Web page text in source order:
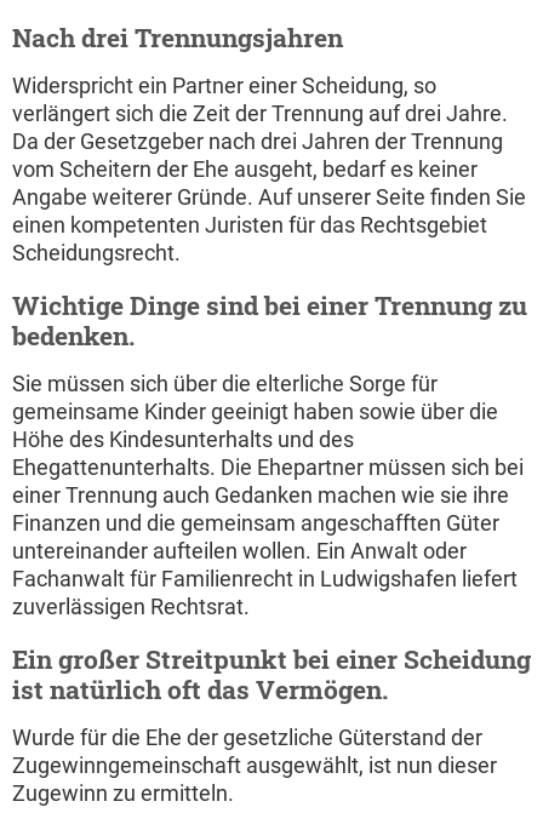
Nach drei Trennungsjahren
Widerspricht ein Partner einer Scheidung, so
verlängert sich die Zeit der Trennung auf drei Jahre.
Da der Gesetzgeber nach drei Jahren der Trennung
vom Scheitern der Ehe ausgeht, bedarf es keiner
Angabe weiterer Gründe. Auf unserer Seite finden Sie
einen kompetenten Juristen für das Rechtsgebiet
Scheidungsrecht.
Wichtige Dinge sind bei einer Trennung zu
bedenken.
Sie müssen sich über die elterliche Sorge für
gemeinsame Kinder geeinigt haben sowie über die
Höhe des Kindesunterhalts und des
Ehegattenunterhalts. Die Ehepartner müssen sich bei
einer Trennung auch Gedanken machen wie sie ihre
Finanzen und die gemeinsam angeschafften Güter
untereinander aufteilen wollen. Ein Anwalt oder
Fachanwalt für Familienrecht in Ludwigshafen liefert
zuverlässigen Rechtsrat.
Ein großer Streitpunkt bei einer Scheidung
ist natürlich oft das Vermögen.
Wurde für die Ehe der gesetzliche Güterstand der
Zugewinngemeinschaft ausgewählt, ist nun dieser
Zugewinn zu ermitteln.